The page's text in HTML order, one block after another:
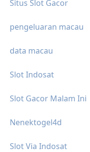
Situs Slot Gacor
pengeluaran macau
data macau
Slot Indosat
Slot Gacor Malam Ini
Nenektogel4d
Slot Via Indosat